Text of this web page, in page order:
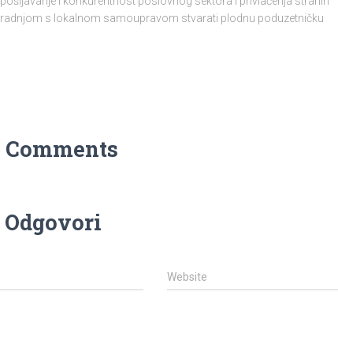
s lokalnom samoupravom stvarati plodnu poduzetničku
Comments
Odgovori
Website